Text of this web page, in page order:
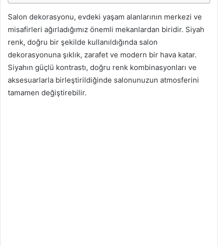
Salon dekorasyonu, evdeki yaşam alanlarının merkezi ve
misafirleri ağırladığımız önemli mekanlardan biridir. Siyah
renk, doğru bir şekilde kullanıldığında salon
dekorasyonuna şıklık, zarafet ve modern bir hava katar.
Siyahın güçlü kontrastı, doğru renk kombinasyonları ve
aksesuarlarla birleştirildiğinde salonunuzun atmosferini
tamamen değiştirebilir.